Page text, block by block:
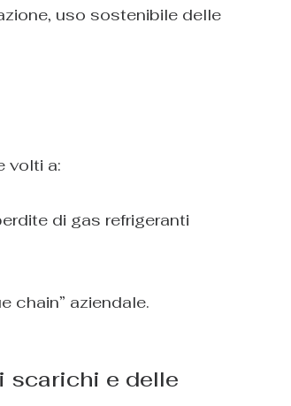
uso sostenibile delle
volti a:
di gas refrigeranti
chain” aziendale.
scarichi e delle